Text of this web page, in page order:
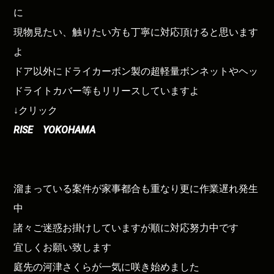
に
現物見たい、触りたい方も丁寧に対応頂けると思います
よ
ドア以外にドライカーボン製の超軽量ボンネットやヘッ
ドライトカバー等もリリースしていますよ
↓クリック
RISE YOKOHAMA
溜まっている案件が家事都合も重なり更に作業遅れ発生
中
諸々ご迷惑お掛けしていますが順に対応努力中です
宜しくお願い致します
庭先の河津さくらが一気に咲き始めました